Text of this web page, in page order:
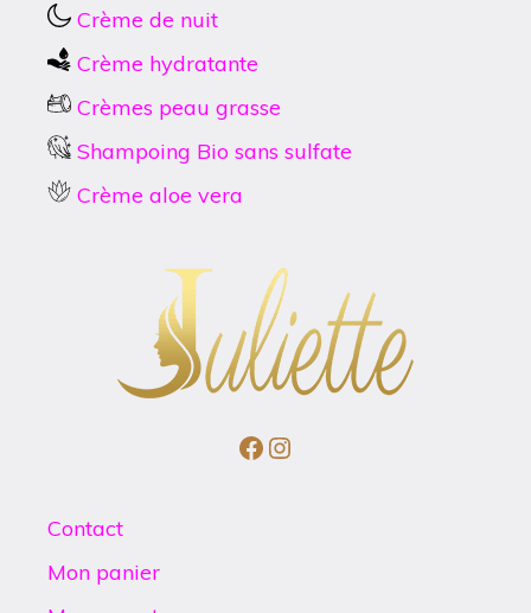
Crème de nuit
Crème hydratante
Crèmes peau grasse
Shampoing Bio sans sulfate
Crème aloe vera
Facebook
Instagram
Contact
Mon panier